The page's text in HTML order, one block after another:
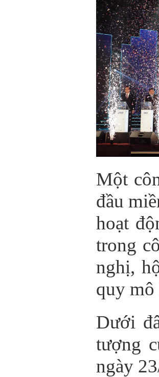
Một
đầu
hoạt
trong
nghị,
quy mô
Dưới
tượng
ngày